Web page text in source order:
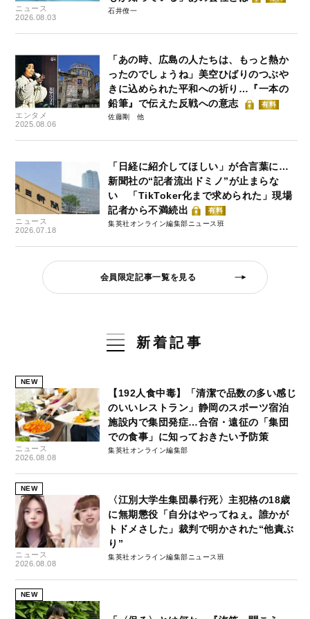
ニュース
2026.08.03
石井僚一
エンタメ
2025.08.06
「あの時、広島の人たちは、もっと熱か
ったのでしょうね」美空ひばりのつぶや
きに込められた平和への祈り…『一本の
鉛筆』で伝えた反戦への意志
有料
佐藤剛
ニュース
2026.07.18
「日経に紹介してほしい」が合言葉に…
新聞社の“記者流出ドミノ”が止まらな
い 「TikToker化まで求められた」現場
記者から不満続出
有料
集英社オンライン編集部ニュース班
会員限定記事一覧を見る
新着記事
NEW
ニュース
2026.08.08
【192人食中毒】「清潔で品数の多い感じ
のいいレストラン」静岡のスポーツ宿泊
施設内で集団発症…合宿・遠征の「集団
での食事」に知っておきたい予防策
集英社オンライン編集部
NEW
ニュース
2026.08.08
〈江別大学生集団暴行死〉主犯格の18歳
に無期懲役「自分はやってねぇ。誰かが
トドメさした」裁判で明かされた“他責ぶ
り”
集英社オンライン編集部ニュース班
NEW